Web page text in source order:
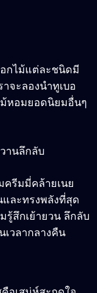
กไม้แต่ละชนิดมี
าจะลองนำทูเบอ
ม้หอมยอดนิยมอื่นๆ
านลึกลับ
ครีมมี่คล้ายเนย
ละทรงพลังที่สุด
รู้สึกเย้ายวน ลึกลับ
วลากลางคืน